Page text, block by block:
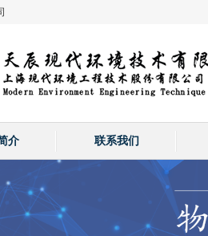
介 联系我们